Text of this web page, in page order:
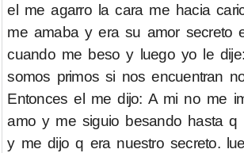
el me agarro la cara me hacia
me amaba y era su amor secreto
cuando me beso y luego yo le
somos primos si nos encuentran
Entonces el me dijo: A mi no me
amo y me siguio besando hasta q
y me dijo q era nuestro secreto.